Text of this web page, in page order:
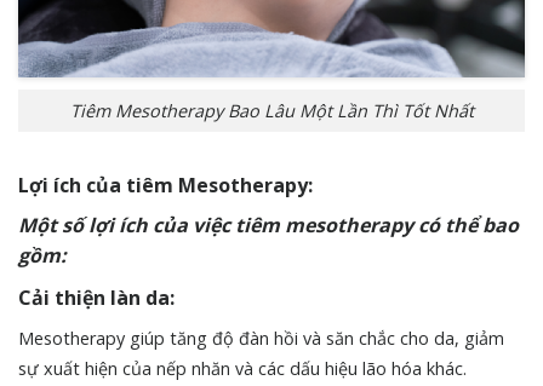
Tiêm Mesotherapy Bao Lâu Một Lần Thì Tốt Nhất
Lợi ích của tiêm Mesotherapy:
Một số lợi ích của việc tiêm mesotherapy có thể bao
gồm:
Cải thiện làn da:
Mesotherapy giúp tăng độ đàn hồi và săn chắc cho da, giảm
sự xuất hiện của nếp nhăn và các dấu hiệu lão hóa khác.